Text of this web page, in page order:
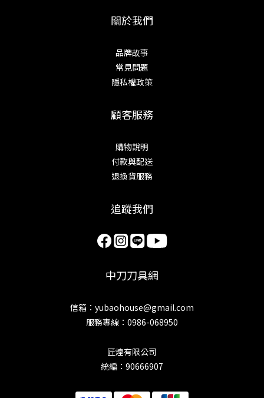
關於我們
品牌故事
常見問題
隱私權政策
顧客服務
購物說明
付款與配送
退換貨服務
追蹤我們
中刀刀具網
信箱：yubaohouse@gmail.com
服務專線：0986-068950
匠煌有限公司
統編：90666907